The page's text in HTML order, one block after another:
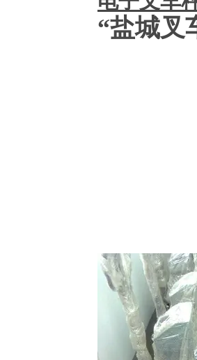
“盐城叉